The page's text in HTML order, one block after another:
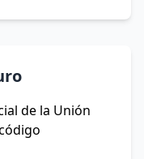
de la Unión